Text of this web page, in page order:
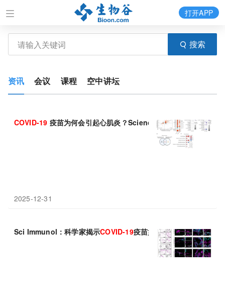
搜索
打开APP
资讯 会议 课程 空中讲坛
COVID-19 疫苗为何会引起心肌炎？Science 子刊找到元凶！证
2025-12-31
Sci Immunol：科学家揭示COVID-19疫苗如何重塑机体淋巴结的